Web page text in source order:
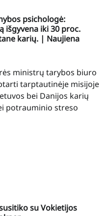
psichologė:
iki 30 proc.
karių. | Naujiena
ministrų tarybos biuro
tarptautinėje misijoje
bei Danijos karių
potrauminio streso
su Vokietijos